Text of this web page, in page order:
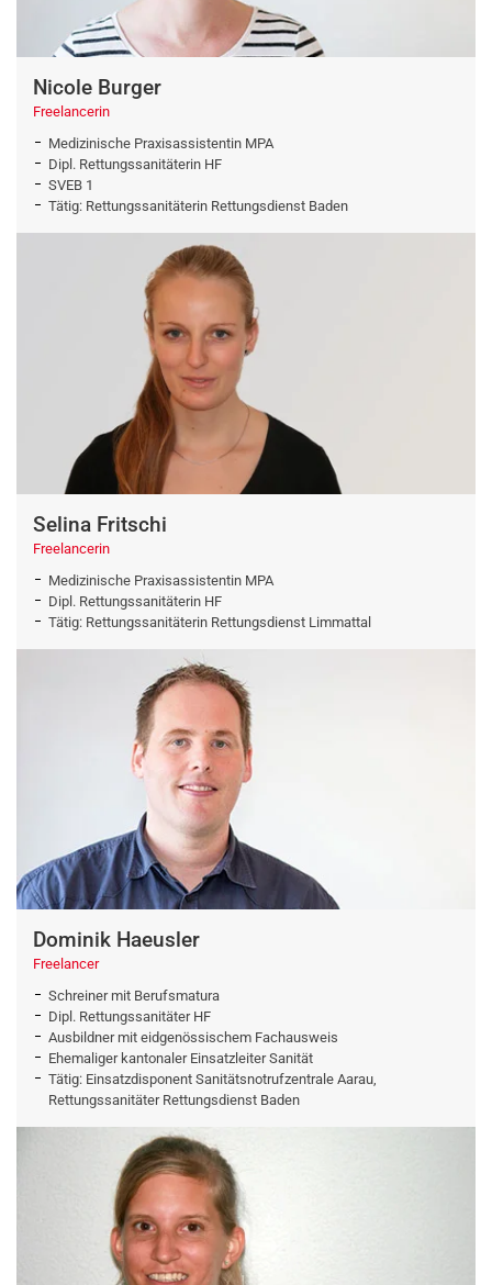
Nicole Burger
Freelancerin
Medizinische Praxisassistentin MPA
Dipl. Rettungssanitäterin HF
SVEB 1
Tätig: Rettungssanitäterin Rettungsdienst Baden
Selina Fritschi
Freelancerin
Medizinische Praxisassistentin MPA
Dipl. Rettungssanitäterin HF
Tätig: Rettungssanitäterin Rettungsdienst Limmattal
Dominik Haeusler
Freelancer
Schreiner mit Berufsmatura
Dipl. Rettungssanitäter HF
Ausbildner mit eidgenössischem Fachausweis
Ehemaliger kantonaler Einsatzleiter Sanität
Tätig: Einsatzdisponent Sanitätsnotrufzentrale Aarau,
Rettungssanitäter Rettungsdienst Baden